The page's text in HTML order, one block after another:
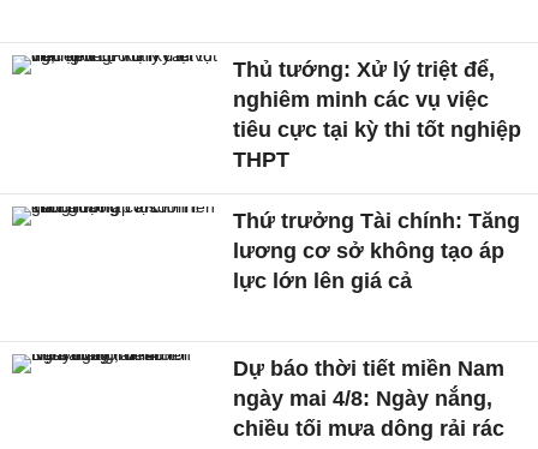
Thủ tướng: Xử lý triệt để,
nghiêm minh các vụ việc
tiêu cực tại kỳ thi tốt nghiệp
THPT
Thứ trưởng Tài chính: Tăng
lương cơ sở không tạo áp
lực lớn lên giá cả
Dự báo thời tiết miền Nam
ngày mai 4/8: Ngày nắng,
chiều tối mưa dông rải rác